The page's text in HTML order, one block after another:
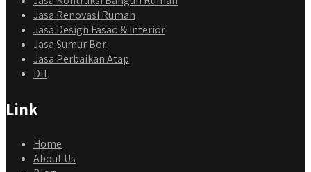
Jasa Renovasi Rumah
Jasa Design Fasad & Interior
Jasa Sumur Bor
Jasa Perbaikan Atap
Dll
Link
Home
About Us